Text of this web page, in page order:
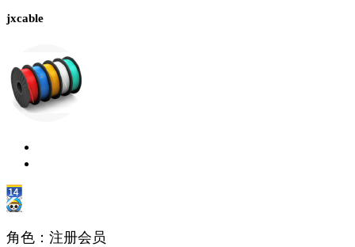
jxcable
角色：注册会员